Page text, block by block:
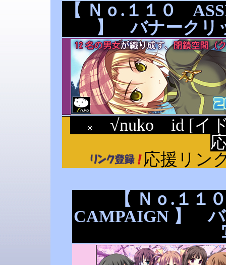
【 Ｎｏ.１１０
】 バナークリ
√nuko id [イド]
応援リン
【 Ｎｏ.１１
CAMPAIGN 】 バ